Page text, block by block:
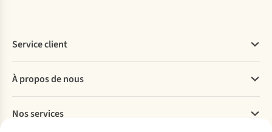
Service client
Commander
Payer
Livraison
À propos de nous
Explore More
Nos services